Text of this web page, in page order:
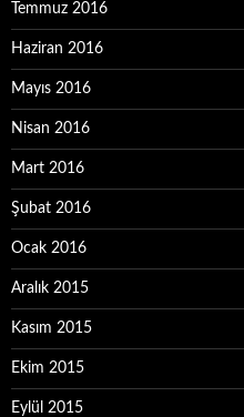
Temmuz 2016
Haziran 2016
Mayıs 2016
Nisan 2016
Mart 2016
Şubat 2016
Ocak 2016
Aralık 2015
Kasım 2015
Ekim 2015
Eylül 2015